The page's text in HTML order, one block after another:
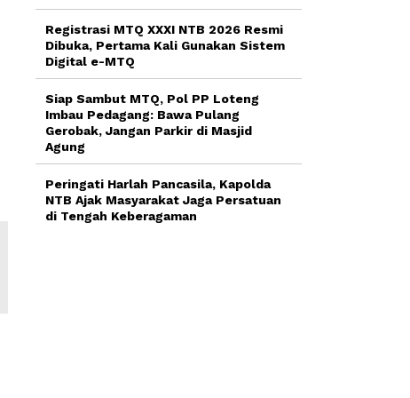
Registrasi MTQ XXXI NTB 2026 Resmi
Dibuka, Pertama Kali Gunakan Sistem
Digital e-MTQ
Siap Sambut MTQ, Pol PP Loteng
Imbau Pedagang: Bawa Pulang
Gerobak, Jangan Parkir di Masjid
Agung
Peringati Harlah Pancasila, Kapolda
NTB Ajak Masyarakat Jaga Persatuan
di Tengah Keberagaman